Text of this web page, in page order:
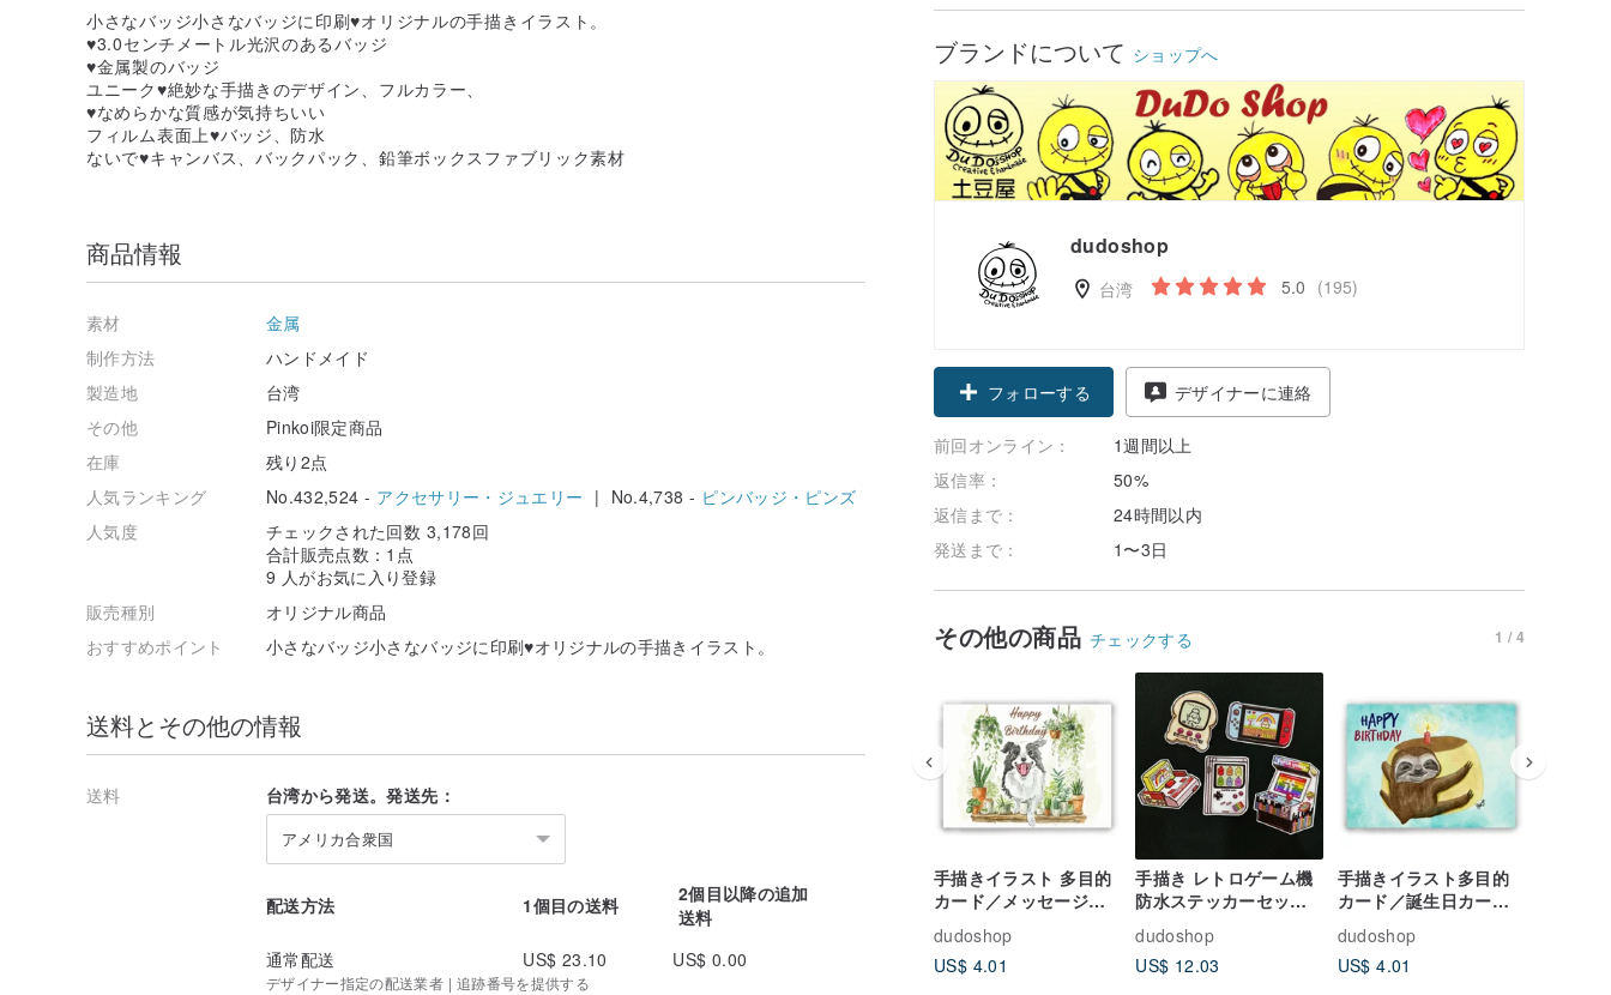
ブランドについて ショップへ
dudoshop
台湾 5.0 (195)
フォローする デザイナーに連絡
前回オンライン：
1週間以上
返信率：
50%
返信まで：
24時間以内
発送まで：
1〜3日
その他の商品 チェックする 1 / 4
手描きイラスト 多目的
カード／メッセージカ
ード／ポストカード／
イラストカード／バー
スデーカード - 笑顔の
dudoshop
US$ 4.01
手描き レトロゲーム機
防水ステッカーセット
5枚組 レインボー
dudoshop
US$ 12.03
手描きイラスト多目的
カード／誕生日カード
／ポストカード／イラ
ストカード - ナマケモ
ノがバースデーケーキ
dudoshop
US$ 4.01
小さなバッジ小さなバッジに印刷♥オリジナルの手描きイラスト。
♥3.0センチメートル光沢のあるバッジ
♥金属製のバッジ
ユニーク♥絶妙な手描きのデザイン、フルカラー、
♥なめらかな質感が気持ちいい
フィルム表面上♥バッジ、防水
ないで♥キャンバス、バックパック、鉛筆ボックスファブリック素材
商品情報
素材
金属
制作方法
ハンドメイド
製造地
台湾
その他
Pinkoi限定商品
在庫
残り2点
人気ランキング
No.432,524 - アクセサリー・ジュエリー | No.4,738 - ピンバッジ・ピンズ
人気度
チェックされた回数 3,178回
合計販売点数：1点
9 人がお気に入り登録
販売種別
オリジナル商品
おすすめポイント
小さなバッジ小さなバッジに印刷♥オリジナルの手描きイラスト。
送料とその他の情報
送料 台湾から発送。発送先：
アメリカ合衆国
配送方法 1個目の送料
2個目以降の追加
送料
通常配送
US$ 23.10 US$ 0.00
デザイナー指定の配送業者 | 追跡番号を提供する